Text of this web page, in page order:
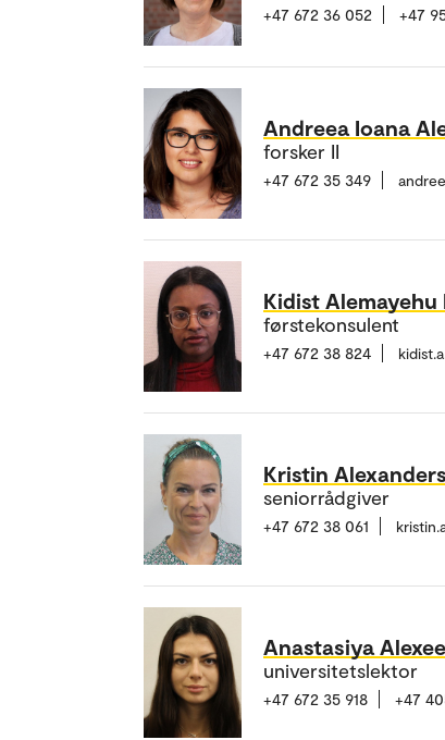
+47 672 36 052 +47
Andreea Ioana
forsker II
+47 672 35 349
Kidist Alemayehu
førstekonsulent
+47 672 38 824
Kristin
seniorrådgiver
+47 672 38 061
Anastasiya
universitetslektor
+47 672 35 918 +47